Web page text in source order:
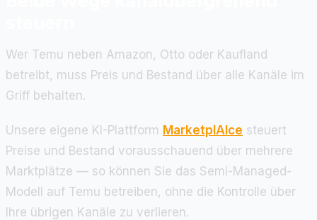
Wer Temu neben Amazon, Otto oder Kaufland
betreibt, muss Preis und Bestand über alle Kanäle im
Griff behalten.
Unsere eigene KI-Plattform MarketplAIce steuert
Preise und Bestand vorausschauend über mehrere
Marktplätze — so können Sie das Semi-Managed-
Modell auf Temu betreiben, ohne die Kontrolle über
Ihre übrigen Kanäle zu verlieren.